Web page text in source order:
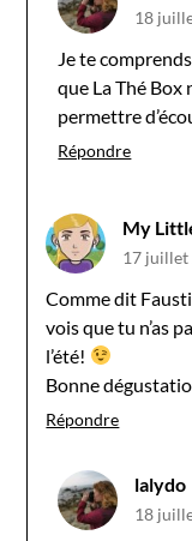
18
Je te
que La Thé Box
permettre
Répondre
My
17 juillet
Comme dit
vois que tu n’as
l’été!
Bonne
Répondre
lalydo
18